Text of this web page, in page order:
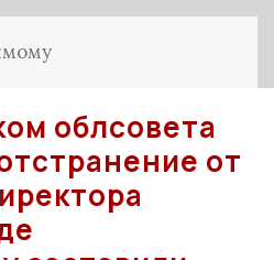
облсовета
от